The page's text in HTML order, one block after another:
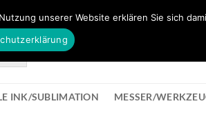
INK/SUBLIMATION MESSER/
unserer Website erklären Sie sich